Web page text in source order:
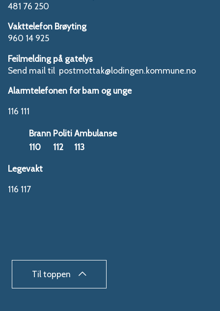
481 76 250
Vakttelefon Brøyting
960 14 925
Feilmelding på gatelys
Send mail til postmottak@lodingen.kommune.no
Alarmtelefonen for barn og unge
116 111
Brann PolitiAmbulanse
110
112 113
Legevakt
116 117
Til toppen